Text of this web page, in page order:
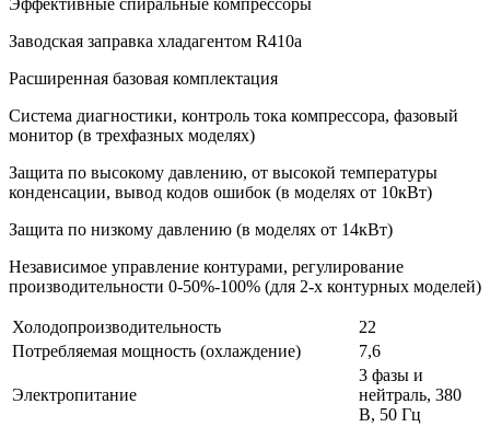
Заводская заправка хладагентом R410a
Расширенная базовая комплектация
Система диагностики, контроль тока компрессора, фазовый
монитор (в трехфазных моделях)
Защита по высокому давлению, от высокой температуры
конденсации, вывод кодов ошибок (в моделях от 10кВт)
Защита по низкому давлению (в моделях от 14кВт)
Независимое управление контурами, регулирование
производительности 0-50%-100% (для 2-х контурных моделей)
Холодопроизводительность
22
Потребляемая мощность (охлаждение)
7,6
Электропитание
3 фазы и
нейтраль, 380
В, 50 Гц